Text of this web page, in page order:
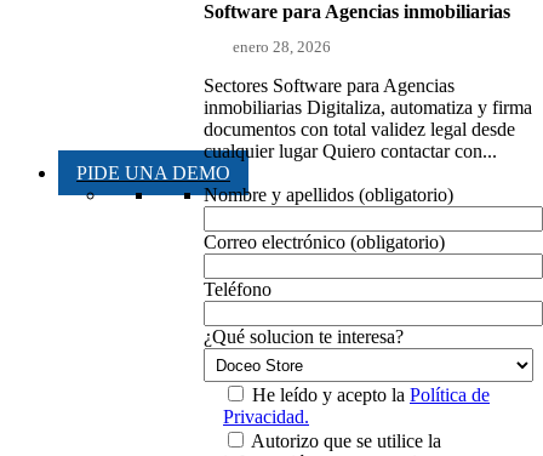
Software para Agencias inmobiliarias
enero 28, 2026
Sectores Software para Agencias
inmobiliarias Digitaliza, automatiza y firma
documentos con total validez legal desde
cualquier lugar Quiero contactar con...
PIDE UNA DEMO
Nombre y apellidos (obligatorio)
Correo electrónico (obligatorio)
Teléfono
¿Qué solucion te interesa?
He leído y acepto la Política de
Privacidad.
Autorizo que se utilice la